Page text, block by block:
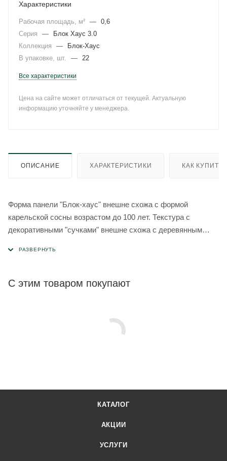
Характеристики
Рабочая площадь, м² — 0,6
Серия
—
Блок Хаус 3.0
Коллекция
—
Блок-Хаус
В упаковке, шт.
— 22
Все характеристики
Цена на сайте может отличаться от текущей. Актуальную
информацию уточняйте у менеджера.
ОПИСАНИЕ ХАРАКТЕРИСТИКИ КАК КУПИТЬ
Форма панели "Блок-хаус" внешне схожа с формой
карельской сосны возрастом до 100 лет. Текстура с
декоративными "сучками" внешне схожа с деревянным
С этим товаром покупают
КАТАЛОГ
АКЦИИ
УСЛУГИ